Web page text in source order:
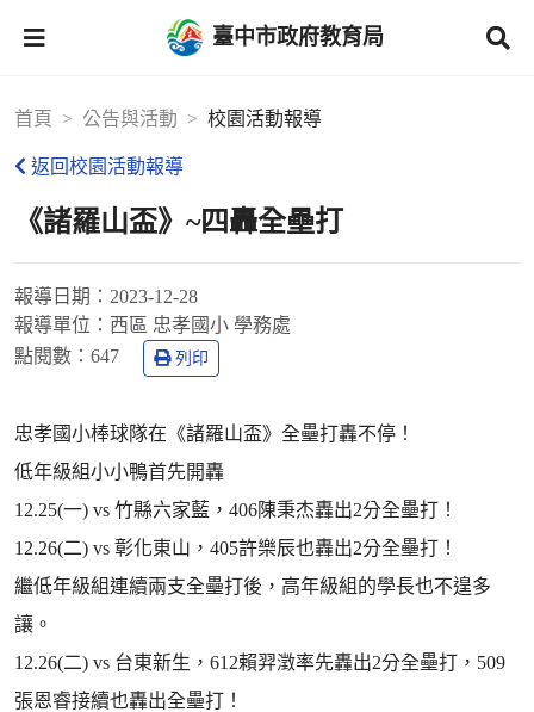
臺中市政府教育局
首頁 公告與活動 校園活動報導
返回校園活動報導
《諸羅山盃》~四轟全壘打
報導日期： 2023-12-28
報導單位： 西區 忠孝國小 學務處
點閱數： 647 列印
忠孝國小棒球隊在《諸羅山盃》全壘打轟不停！
低年級組小小鴨首先開轟
12.25(一) vs 竹縣六家藍，406陳秉杰轟出2分全壘打！
12.26(二) vs 彰化東山，405許樂辰也轟出2分全壘打！
繼低年級組連續兩支全壘打後，高年級組的學長也不遑多
讓。
12.26(二) vs 台東新生，612賴羿澂率先轟出2分全壘打，509
張恩睿接續也轟出全壘打！